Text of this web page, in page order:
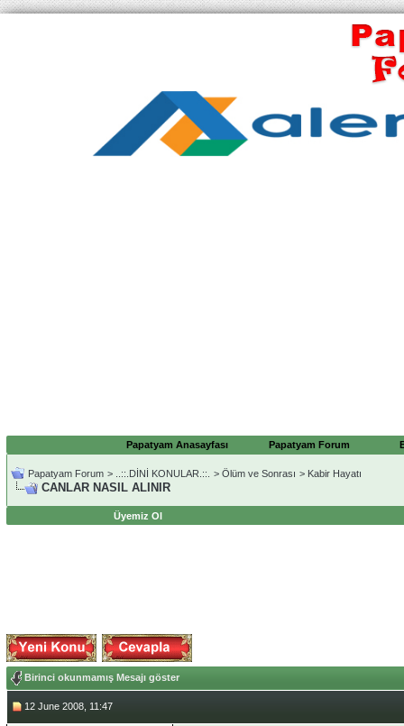
Papatyam Anasayfası Papatyam Forum
Papatyam Forum > ..::.DİNİ KONULAR.::. > Ölüm ve Sonrası > Kabir Hayatı
CANLAR NASIL ALINIR
Üyemiz Ol
Birinci okunmamış Mesajı göster
12 June 2008, 11:47